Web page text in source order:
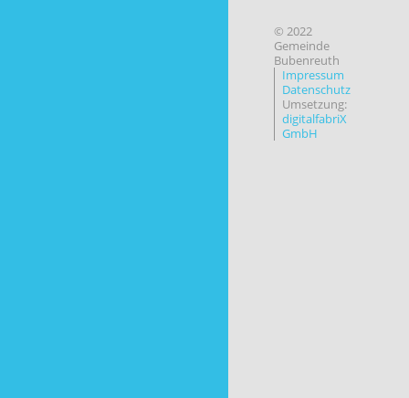
© 2022
Gemeinde
Bubenreuth
Impressum
Datenschutz
Umsetzung:
digitalfabriX
GmbH